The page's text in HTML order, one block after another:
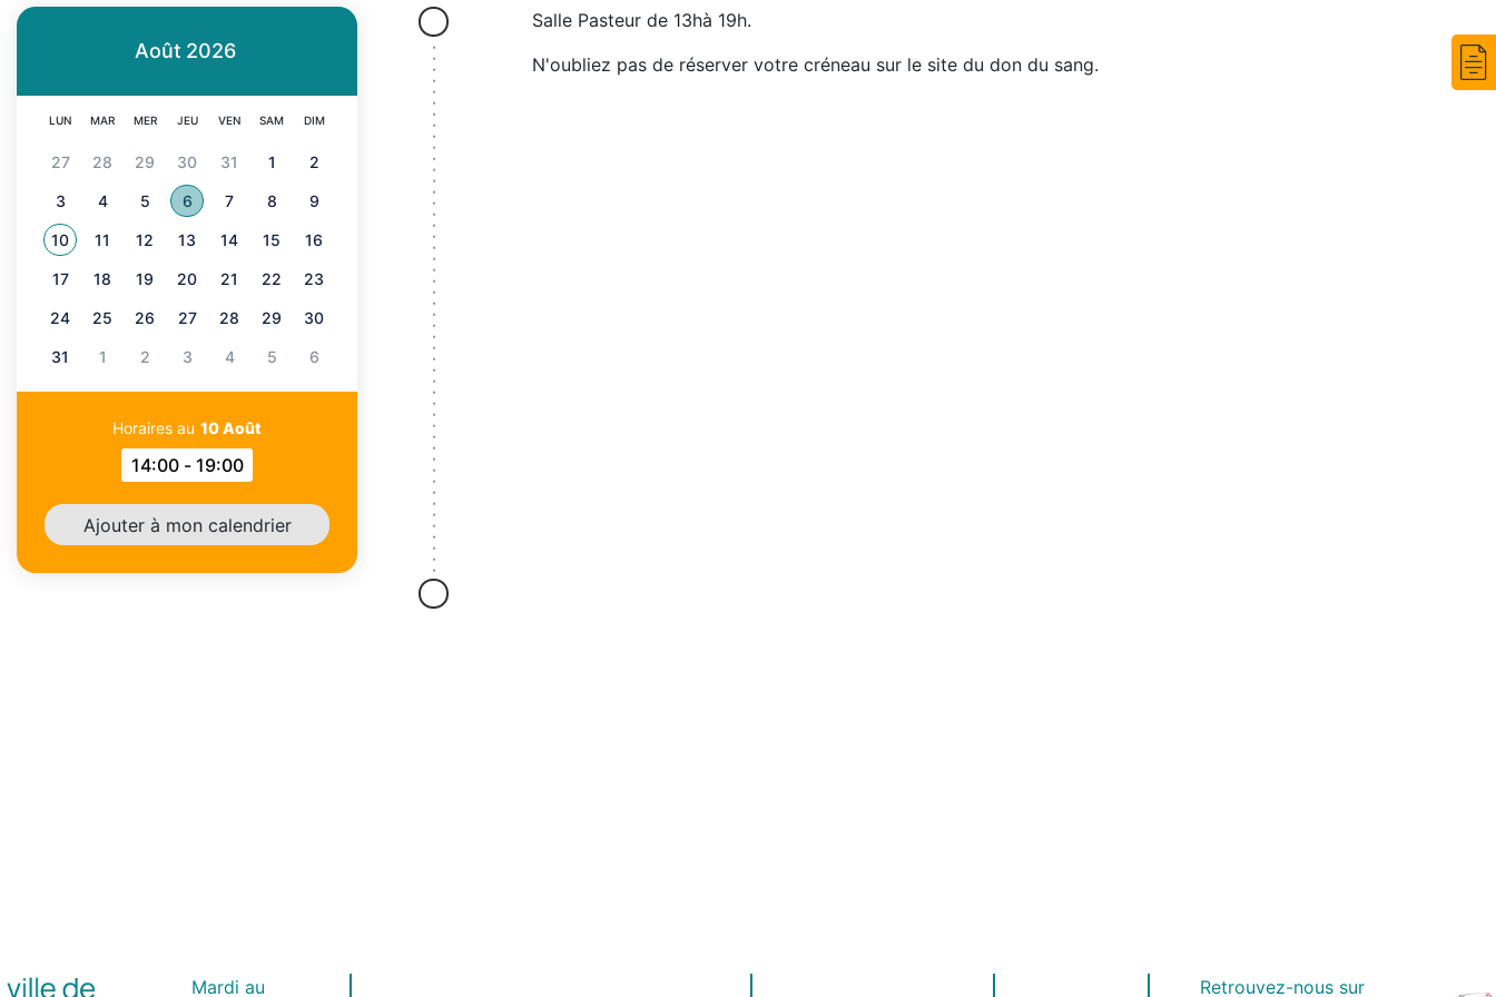
i
'
r
Août 2026
LUN MAR MER JEU VEN SAM DIM
27 28 29 30 31 1 2
3 4 5 6 7 8 9
Voir tous les événements de
10Août 2026
11 12 13 14 15 16
17 18 19 20 21 22 23
24 25 26 27 28 29 30
31 1 2 3 4 5 6
Horaires au 10 Août
Horaires au 10 Août 2026
14:00 - 19:00
Ajouter à mon calendrier
Salle Pasteur de 13hà 19h.
N'oubliez pas de réserver votre créneau sur le site du don du sang.
Mardi au Retrouvez-nous sur